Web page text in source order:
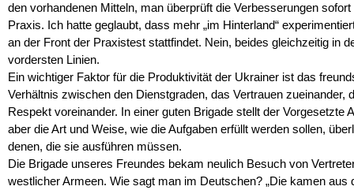
den vorhandenen Mitteln, man überprüft die Verbesserungen sofort
Praxis. Ich hatte geglaubt, dass mehr „im Hinterland“
an der Front der Praxistest stattfindet. Nein, beides gleichzeitig in
vordersten Linien.
Ein wichtiger Faktor für die Produktivität der Ukrainer ist das
Verhältnis zwischen den Dienstgraden, das Vertrauen zueinander,
Respekt voreinander. In einer guten Brigade stellt der Vorgesetzte
aber die Art und Weise, wie die Aufgaben erfüllt werden sollen,
denen, die sie ausführen müssen.
Die Brigade unseres Freundes bekam neulich Besuch von
westlicher Armeen. Wie sagt man im Deutschen? „Die kamen aus